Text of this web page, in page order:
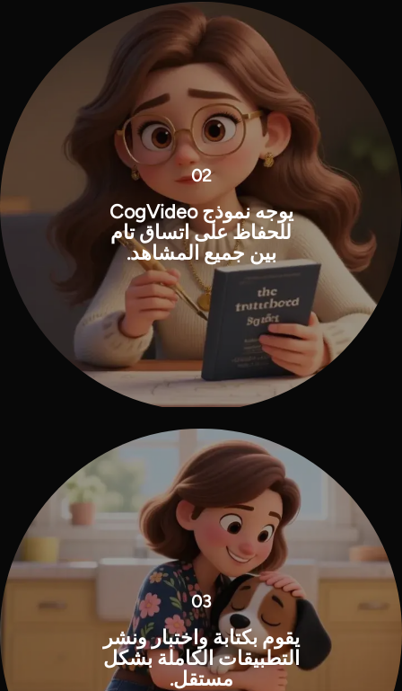
02
يوجه نموذج CogVideo
للحفاظ على اتساق تام
بين جميع المشاهد.
03
يقوم بكتابة واختبار ونشر
التطبيقات الكاملة بشكل
مستقل.